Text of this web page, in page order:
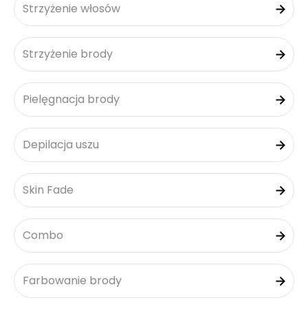
Strzyżenie włosów
Strzyżenie brody
Pielęgnacja brody
Depilacja uszu
Skin Fade
Combo
Farbowanie brody